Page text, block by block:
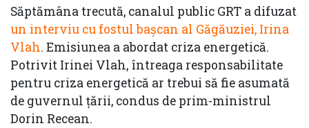
Săptămâna trecută, canalul public GRT a difuzat
un interviu cu fostul bașcan al Găgăuziei, Irina
Vlah. Emisiunea a abordat criza energetică.
Potrivit Irinei Vlah, întreaga responsabilitate
pentru criza energetică ar trebui să fie asumată
de guvernul țării, condus de prim-ministrul
Dorin Recean.